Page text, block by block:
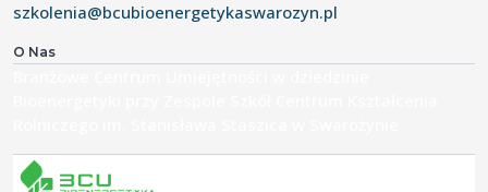
szkolenia@bcubioenergetykaswarozyn.pl
O Nas